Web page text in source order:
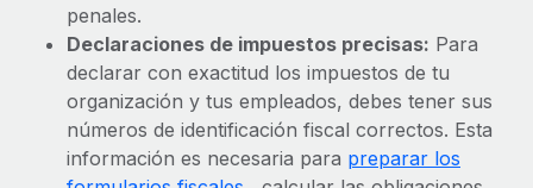
Pento se convierte en un empleador equitativo
con Remote
Gestionar las nóminas internamente es complicado. Tardas
semanas en hacerlo manualmente y, al mes...
Más información
penales.
Declaraciones de impuestos precisas: Para
declarar con exactitud los impuestos de tu
organización y tus empleados, debes tener sus
números de identificación fiscal correctos. Esta
información es necesaria para preparar los